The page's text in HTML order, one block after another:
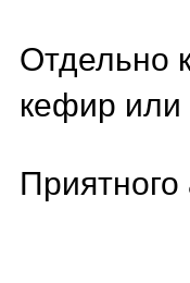
Отдельно
кефир или
Приятного